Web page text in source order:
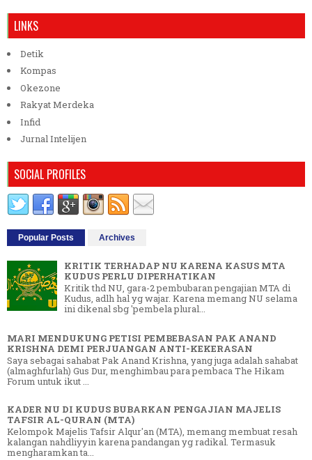
LINKS
Detik
Kompas
Okezone
Rakyat Merdeka
Infid
Jurnal Intelijen
SOCIAL PROFILES
Popular Posts Archives
KRITIK TERHADAP NU KARENA KASUS MTA
KUDUS PERLU DIPERHATIKAN
Kritik thd NU, gara-2 pembubaran pengajian MTA di
Kudus, adlh hal yg wajar. Karena memang NU selama
ini dikenal sbg 'pembela plural...
MARI MENDUKUNG PETISI PEMBEBASAN PAK ANAND
KRISHNA DEMI PERJUANGAN ANTI-KEKERASAN
Saya sebagai sahabat Pak Anand Krishna, yang juga adalah sahabat
(almaghfurlah) Gus Dur, menghimbau para pembaca The Hikam
Forum untuk ikut ...
KADER NU DI KUDUS BUBARKAN PENGAJIAN MAJELIS
TAFSIR AL-QURAN (MTA)
Kelompok Majelis Tafsir Alqur'an (MTA), memang membuat resah
kalangan nahdliyyin karena pandangan yg radikal. Termasuk
mengharamkan ta...